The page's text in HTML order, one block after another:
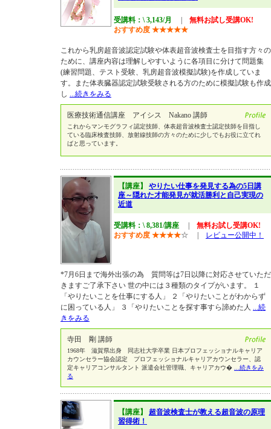
受講料：\ 3,143/月
無料お試し受講OK!
おすすめ度 ★★★★★
これから乳房超音波認定試験や体表超音波検査士を目指す方々の
ために、講座内容は理解しやすいように各項目に分けて問題集
(練習問題、テスト受験、乳房超音波模擬試験)を作成していま
す。また体表臓器認定試験受験される方のために模擬試験も作成
し ...続きをみる
医療技術通信講座 アイシス Nakano 講師
これからマンモグラフィ認定技師、体表超音波検査士認定技師を目指し
ている臨床検査技師、放射線技師の方々のために少しでもお役に立てれ
ばと思っています。
【講座】 やりたい仕事を発見する為の5日講
座～隠れた才能発見が就活勝利と自己実現の
近道
受講料：\ 8,381/講座
無料お試し受講OK!
おすすめ度 ★★★★☆ レビュー公開中！
*7月6日まで海外出張の為 質問等は7日以降に対応させていただ
きますご了承下さい 世の中には３種類のタイプがいます。 １
「やりたいことを仕事にする人」 ２「やりたいことがわからず
に困っている人」 ３「やりたいことを探す事すら諦めた人 ...続
きをみる
寺田 剛 講師
1968年 滋賀県出身 同志社大学卒業 日本プロフェッショナルキャリア
カウンセラー協会認定 プロフェッショナルキャリアカウンセラー、認
定キャリアコンサルタント 派遣会社管理職、キャリアカウ�
...続きをみ
る
【講座】 超音波検査士が教える超音波の原理
習得術！